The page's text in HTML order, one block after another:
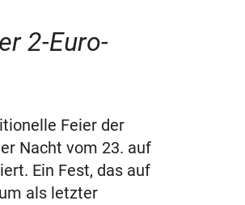
2-Euro-
Feier der
Nacht vom 23. auf
Ein Fest, das auf
als letzter